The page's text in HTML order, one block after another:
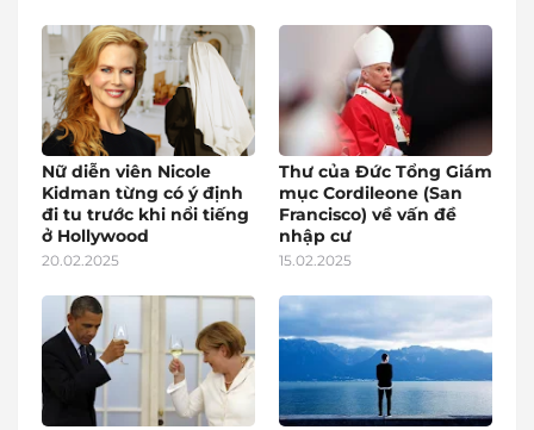
Nữ diễn viên Nicole
Kidman từng có ý định
đi tu trước khi nổi tiếng
ở Hollywood
20.02.2025
Thư của Đức Tổng Giám
mục Cordileone (San
Francisco) về vấn đề
nhập cư
15.02.2025